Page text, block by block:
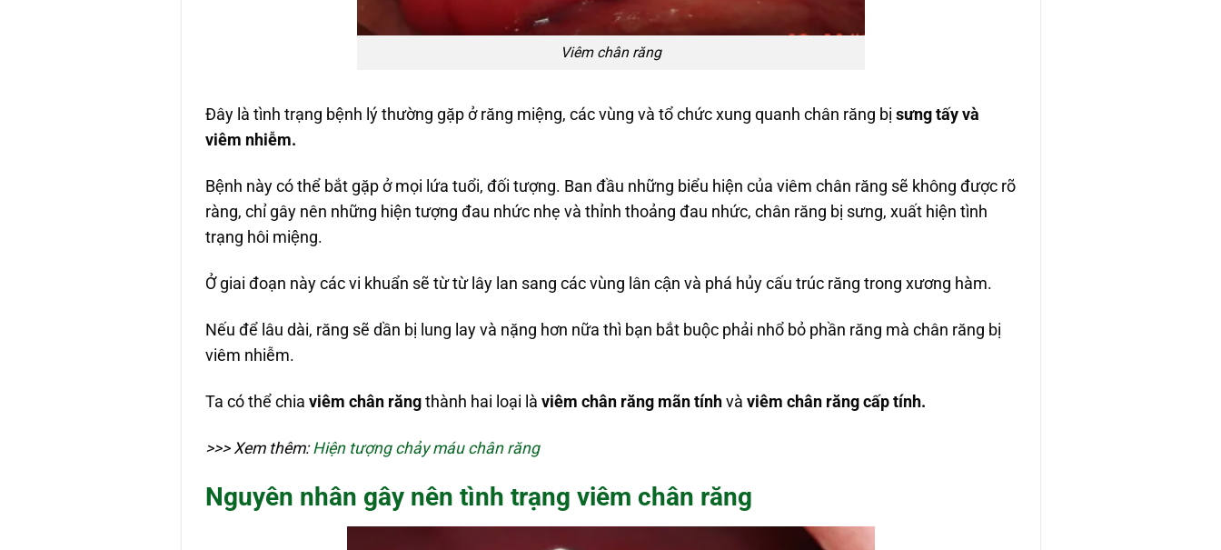
Viêm chân răng
Đây là tình trạng bệnh lý thường gặp ở răng miệng, các vùng và tổ chức xung quanh chân răng bị sưng tấy và
viêm nhiễm.
Bệnh này có thể bắt gặp ở mọi lứa tuổi, đối tượng. Ban đầu những biểu hiện của viêm chân răng sẽ không được rõ
ràng, chỉ gây nên những hiện tượng đau nhức nhẹ và thỉnh thoảng đau nhức, chân răng bị sưng, xuất hiện tình
trạng hôi miệng.
Ở giai đoạn này các vi khuẩn sẽ từ từ lây lan sang các vùng lân cận và phá hủy cấu trúc răng trong xương hàm.
Nếu để lâu dài, răng sẽ dần bị lung lay và nặng hơn nữa thì bạn bắt buộc phải nhổ bỏ phần răng mà chân răng bị
viêm nhiễm.
Ta có thể chia viêm chân răngthành hai loại là viêm chân răng mãn tínhvà viêm chân răng cấp tính.
>>> Xem thêm:Hiện tượng chảy máu chân răng
Nguyên nhân gây nên tình trạng viêm chân răng